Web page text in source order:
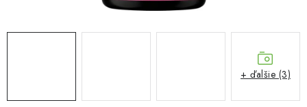
Recenzie
Vernostný program
Prečo Botanic?
Kontakty
+ ďalšie (3)